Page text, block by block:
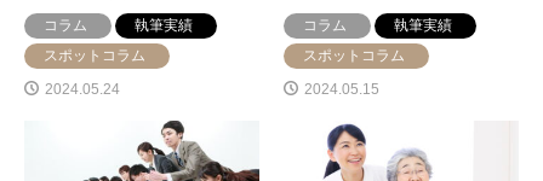
コラム
執筆実績
スポットコラム
2024.05.24
コラム
執筆実績
スポットコラム
2024.05.15